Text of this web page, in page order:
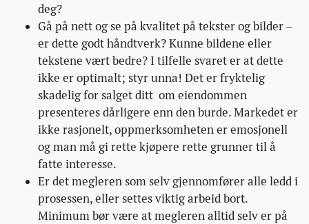
deg?
Gå på nett og se på kvalitet på tekster og bilder –
er dette godt håndtverk? Kunne bildene eller
tekstene vært bedre? I tilfelle svaret er at dette
ikke er optimalt; styr unna! Det er fryktelig
skadelig for salget ditt om eiendommen
presenteres dårligere enn den burde. Markedet er
ikke rasjonelt, oppmerksomheten er emosjonell
og man må gi rette kjøpere rette grunner til å
fatte interesse.
Er det megleren som selv gjennomfører alle ledd i
prosessen, eller settes viktig arbeid bort.
Minimum bør være at megleren alltid selv er på